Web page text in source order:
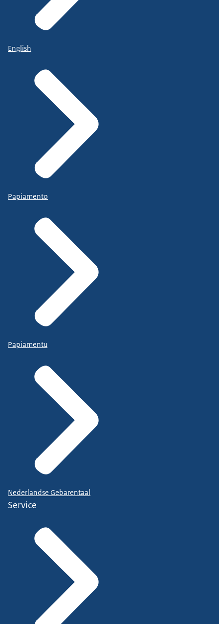
English
Papiamento
Papiamentu
Nederlandse Gebarentaal
Service